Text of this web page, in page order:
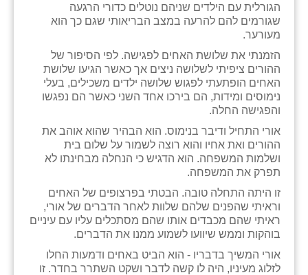
הגורלית עם הילדים שניהם נוטלים כדורי הרגעה
שגורמים להם להרעה במצב הבריאותי שגם כך הוא
מעורער.
הזמנתי את שלושת האחים לפגישה. לפי הסיפור של
ההורים ציפיתי לשלושה ניצים אך כאשר הגיעו שלושת
האחים הופתעתי לפגוש שלושה ילדים משכילים, בעלי
נימוסים ומידות, הם בירכו אחד השני כאשר הם נפגשו
והפגישה החלה.
אורי התחיל ודיבר בנימוס. הוא הבהיר שהוא אוהב את
ההורים ואת אחיו והוא רוצה לשמור על שלום בית
ושלמות המשפחה. הוא הדגיש כי הנחלה מבחינתו לא
תפרק את המשפחה.
זו היתה התחלה טובה. הבטתי בפרצופים של האחים
וראיתי שהפנים שלהם שלוות לאחר הדברים של אורי,
ראיתי שהם מכבדים אותו שהם מסתכלים עליו עם עיניים
בוהקות וממש שיוועו לשמוע ממנו את הדברים.
אורי המשיך בדבריו - הוא הביט באחים ודמעות החלו
לזלוג מעיניו, היה לו קשה לדבר ושקט השתרר בחדר. זו